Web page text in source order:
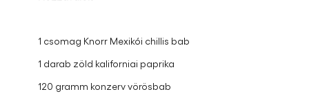
1 csomag Knorr Mexikói chillis bab
1 darab zöld kaliforniai paprika
120 gramm konzerv vörösbab